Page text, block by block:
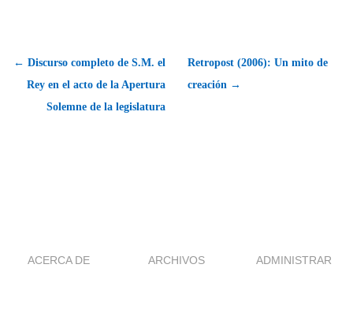
← Discurso completo de S.M. el
Rey en el acto de la Apertura
Solemne de la legislatura
Retropost (2006): Un mito de
creación →
ACERCA DE ARCHIVOS ADMINISTRAR